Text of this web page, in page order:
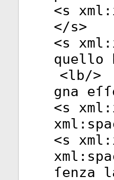
<s
</s>
<s
quello
<lb/>
gna
<s
<s
ſenza